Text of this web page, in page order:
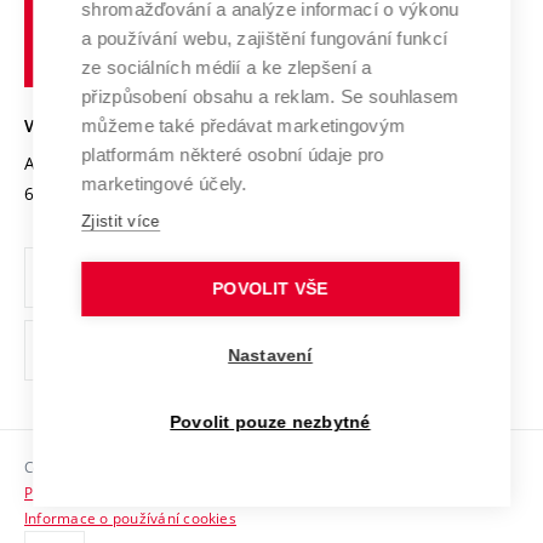
Transfer znalostí
Open Science
Projekty
Projekty ze strukturálních fondů
Specifický výzkum
Služby univerzity
Mezinárodní dohody
Univerzitní sítě
Udržitelná univerzita
Podnikavá univerzita / ContriBUTe
Bezpečná univerzita
Vyznamenání
Organizační struktura
Ochrana osobních údajů
odkaz)
Sociální bezpečí
HR Award
učení
technické
VYSOKÉ UČENÍ TECHNICKÉ V BRNĚ
Antonínská 548/1
602 00 Brno
www.vut.cz
vut@vutbr.cz
Copyright © 2026 VUT
Prohlášení o přístupnosti
Informace o používání cookies
shromažďování a analýze informací o výkonu
a používání webu, zajištění fungování funkcí
ze sociálních médií a ke zlepšení a
přizpůsobení obsahu a reklam. Se souhlasem
můžeme také předávat marketingovým
platformám některé osobní údaje pro
marketingové účely.
Zjistit více
POVOLIT VŠE
Nastavení
Povolit pouze nezbytné